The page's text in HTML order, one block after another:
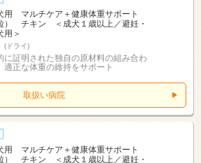
用 マルチケア＋健康体重サポート
） チキン ＜成犬１歳以上／避妊・
用＞
ドライ)
に証明された独自の原材料の組み合わ
適正な体重の維持をサポート
取扱い病院
用 マルチケア＋健康体重サポート
） チキン ＜成犬１歳以上／避妊・